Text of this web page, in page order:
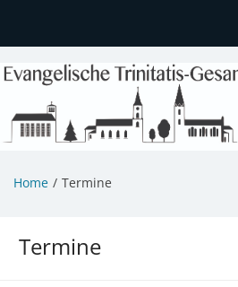
Evangelische
Informationen zu
unserem
Home Termine
Termine